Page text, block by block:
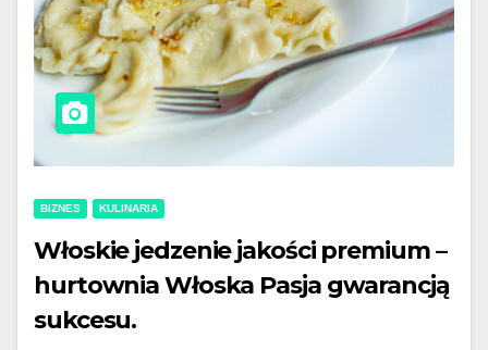
BIZNES KULINARIA
Włoskie jedzenie jakości premium –
hurtownia Włoska Pasja gwarancją
sukcesu.